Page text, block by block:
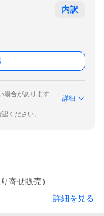
内訳
場合があります
詳細
ください。
寄せ販売）
詳細を見る